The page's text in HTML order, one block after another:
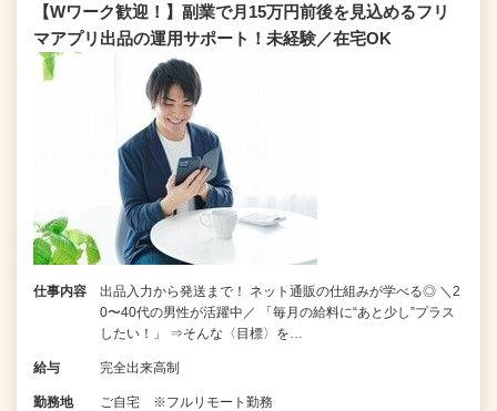
【Wワーク歓迎！】副業で月15万円前後を見込めるフリ
マアプリ出品の運用サポート！未経験／在宅OK
仕事内容
出品入力から発送まで！ ネット通販の仕組みが学べる◎ ＼2
0〜40代の男性が活躍中／ 「毎月の給料に“あと少し”プラス
したい！」 ⇒そんな〈目標〉を…
給与 完全出来高制
勤務地 ご自宅 ※フルリモート勤務